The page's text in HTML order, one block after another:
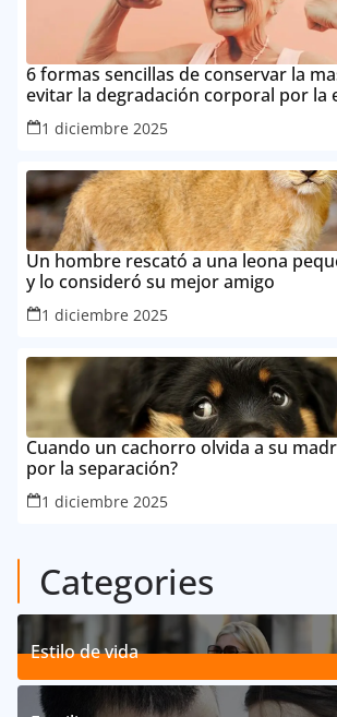
6 formas sencillas de conservar la
evitar la degradación corporal por la
1 diciembre 2025
Un hombre rescató a una leona
y lo consideró su mejor amigo
1 diciembre 2025
Cuando un cachorro olvida a su
por la separación?
1 diciembre 2025
Categories
Estilo de vida
192Posts